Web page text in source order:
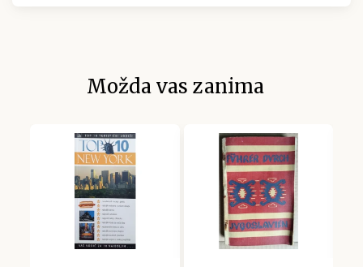
Možda vas zanima